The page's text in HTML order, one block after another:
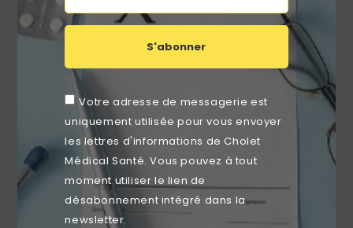
S'abonner
Votre adresse de messagerie est
uniquement utilisée pour vous envoyer
les lettres d'informations de Cholet
Médical Santé. Vous pouvez à tout
moment utiliser le lien de
désabonnement intégré dans la
newsletter.
favorite_border